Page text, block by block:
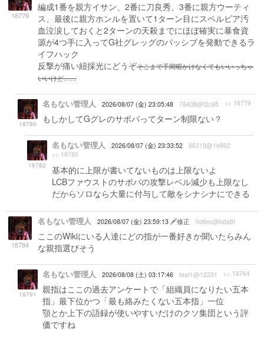
18779
編成1番を親方イサン、2番に刀良秀、3番に親方ウーティ
ス、最後に親方ホンルを置いて1ターン目にスペルビア汚
血泣涙しておくと2ターンの天殺までにほぼ確実に暴食資
源が4つ手に入ってG社グレッグのパッシブを発動できるラ
イフハック
反撃が痛い紐採光にどうぞそこまで手間暇かけなくてもいいっちゃ
いいけど……
18780
名もない管理人 2026/08/07 (金) 23:05:48 78408@f2c95 >> 18779
もしかしてGグレのサポパってターン制限ない？
18782
名もない管理人 2026/08/07 (金) 23:33:52 86319@1e992
>> 18780
基本的に上限が書いてないものは上限ないよ
LCBファウストのサポパの攻撃レベル減少も上限なし
だからソロなら大量に付与して敵をシナシナにできる
18784
名もない管理人 2026/08/07 (金) 23:59:13 修正 0d6ec@bda8f
ここのWikiにいる人達にどの指が一番好きか聞いたらみん
な親指選びそう
18791
名もない管理人 2026/08/08 (土) 03:17:46 feaf1@12231 >> 18784
親指はここの過去アンケートで「組織員になりたい五本
指」最下位かつ「最も絡みたくない五本指」一位
顎とか上下の語録が使いやすいだけのクソ集団という評
価ですね